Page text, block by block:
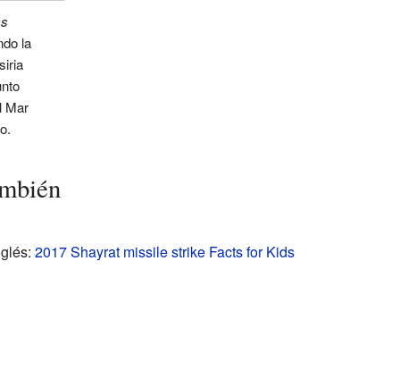
la
Mar
2017 Shayrat missile strike Facts for Kids